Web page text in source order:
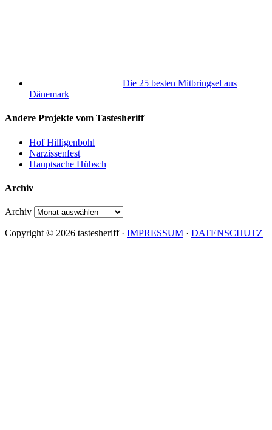
Die 25 besten Mitbringsel aus
Dänemark
Andere Projekte vom Tastesheriff
Hof Hilligenbohl
Narzissenfest
Hauptsache Hübsch
Archiv
Archiv
Copyright © 2026 tastesheriff · IMPRESSUM · DATENSCHUTZ